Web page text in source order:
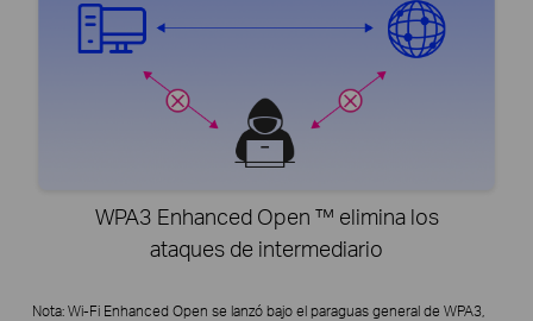
WPA3 Enhanced Open ™ elimina los
ataques de intermediario
Nota: Wi-Fi Enhanced Open se lanzó bajo el paraguas general de WPA3,